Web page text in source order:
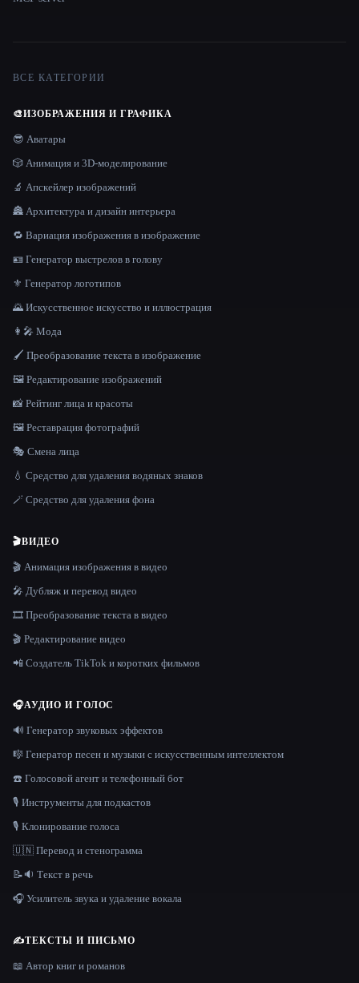
ВСЕ КАТЕГОРИИ
🎨ИЗОБРАЖЕНИЯ И ГРАФИКА
😎 Аватары
🎲 Анимация и 3D-моделирование
🔬 Апскейлер изображений
🏯 Архитектура и дизайн интерьера
🔁 Вариация изображения в изображение
🪪 Генератор выстрелов в голову
⚜️ Генератор логотипов
🌄 Искусственное искусство и иллюстрация
👩‍🎤 Мода
🖌️ Преобразование текста в изображение
🖼️ Редактирование изображений
📸 Рейтинг лица и красоты
🖼️ Реставрация фотографий
🎭 Смена лица
💧 Средство для удаления водяных знаков
🪄 Средство для удаления фона
🎬ВИДЕО
🎬 Анимация изображения в видео
🎤 Дубляж и перевод видео
🎞️ Преобразование текста в видео
🎬 Редактирование видео
📲 Создатель TikTok и коротких фильмов
🎧АУДИО И ГОЛОС
🔊 Генератор звуковых эффектов
🎼 Генератор песен и музыки с искусственным интеллектом
☎️ Голосовой агент и телефонный бот
🎙️ Инструменты для подкастов
🎙️ Клонирование голоса
🇺🇳 Перевод и стенограмма
📝🔉 Текст в речь
🎧 Усилитель звука и удаление вокала
✍️ТЕКСТЫ И ПИСЬМО
📖 Автор книг и романов